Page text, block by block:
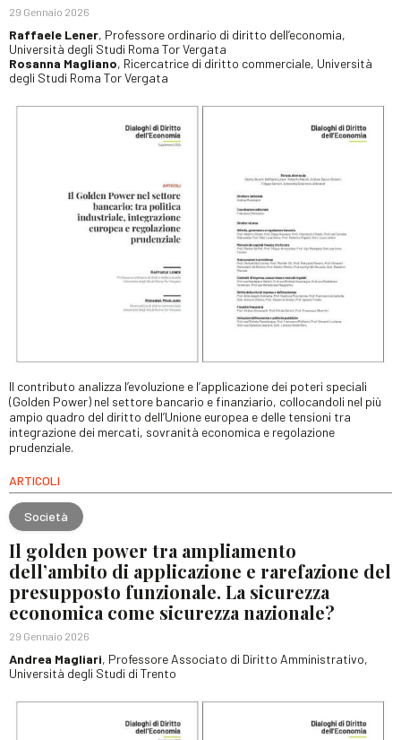
29 Gennaio 2026
Raffaele Lener, Professore ordinario di diritto dell’economia,
Università degli Studi Roma Tor Vergata
Rosanna Magliano, Ricercatrice di diritto commerciale, Università
degli Studi Roma Tor Vergata
Il contributo analizza l’evoluzione e l’applicazione dei poteri speciali
(Golden Power) nel settore bancario e finanziario, collocandoli nel più
ampio quadro del diritto dell’Unione europea e delle tensioni tra
integrazione dei mercati, sovranità economica e regolazione
prudenziale.
ARTICOLI
Società
Il golden power tra ampliamento
dell’ambito di applicazione e rarefazione del
presupposto funzionale. La sicurezza
economica come sicurezza nazionale?
29 Gennaio 2026
Andrea Magliari, Professore Associato di Diritto Amministrativo,
Università degli Studi di Trento